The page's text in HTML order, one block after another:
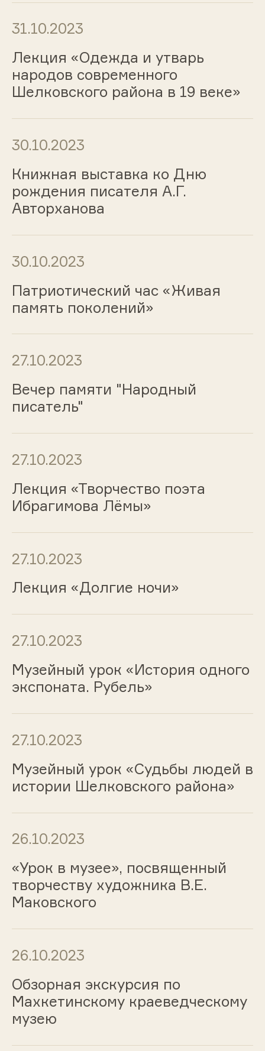
31.10.2023
Лекция «Одежда и утварь
народов современного
Шелковского района в 19 веке»
30.10.2023
Книжная выставка ко Дню
рождения писателя А.Г.
Авторханова
30.10.2023
Патриотический час «Живая
память поколений»
27.10.2023
Вечер памяти "Народный
писатель"
27.10.2023
Лекция «Творчество поэта
Ибрагимова Лёмы»
27.10.2023
Лекция «Долгие ночи»
27.10.2023
Музейный урок «История одного
экспоната. Рубель»
27.10.2023
Музейный урок «Судьбы людей в
истории Шелковского района»
26.10.2023
«Урок в музее», посвященный
творчеству художника В.Е.
Маковского
26.10.2023
Обзорная экскурсия по
Махкетинскому краеведческому
музею